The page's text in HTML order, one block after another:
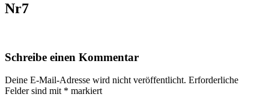
Nr7
Schreibe einen Kommentar
Deine E-Mail-Adresse wird nicht veröffentlicht. Erforderliche
Felder sind mit * markiert